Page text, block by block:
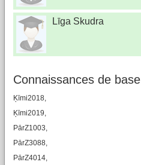
Līga Skudra
Connaissances de base
Ķīmi2018,
Ķīmi2019,
PārZ1003,
PārZ3088,
PārZ4014,